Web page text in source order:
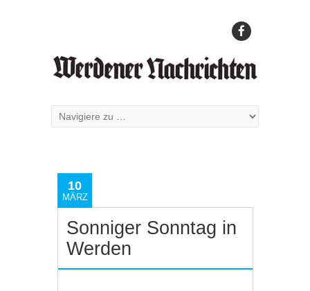
10
MÄRZ
Sonniger Sonntag in
Werden